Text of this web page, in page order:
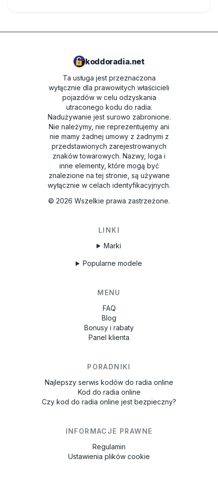
koddoradia.net
Ta usługa jest przeznaczona
wyłącznie dla prawowitych właścicieli
pojazdów w celu odzyskania
utraconego kodu do radia.
Nadużywanie jest surowo zabronione.
Nie należymy, nie reprezentujemy ani
nie mamy żadnej umowy z żadnymi z
przedstawionych zarejestrowanych
znaków towarowych. Nazwy, loga i
inne elementy, które mogą być
znalezione na tej stronie, są używane
wyłącznie w celach identyfikacyjnych.
© 2026 Wszelkie prawa zastrzeżone.
LINKI
Marki
Popularne modele
MENU
FAQ
Blog
Bonusy i rabaty
Panel klienta
PORADNIKI
Najlepszy serwis kodów do radia online
Kod do radia online
Czy kod do radia online jest bezpieczny?
INFORMACJE PRAWNE
Regulamin
Ustawienia plików cookie